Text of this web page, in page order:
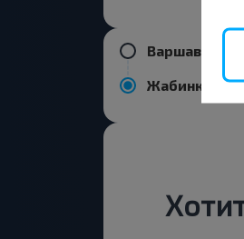
Варшава
Жабинка